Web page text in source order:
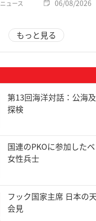
ニュース 06/08/2026
もっと見る
第13回海洋対話：公海
探検
国連のPKOに参加した
女性兵士
フック国家主席 日本の
会見